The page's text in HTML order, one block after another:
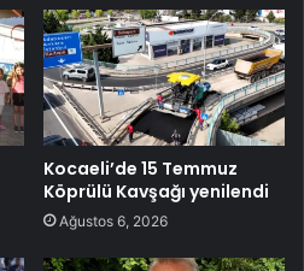
Kocaeli’de 15 Temmuz
Köprülü Kavşağı yenilendi
Ağustos 6, 2026